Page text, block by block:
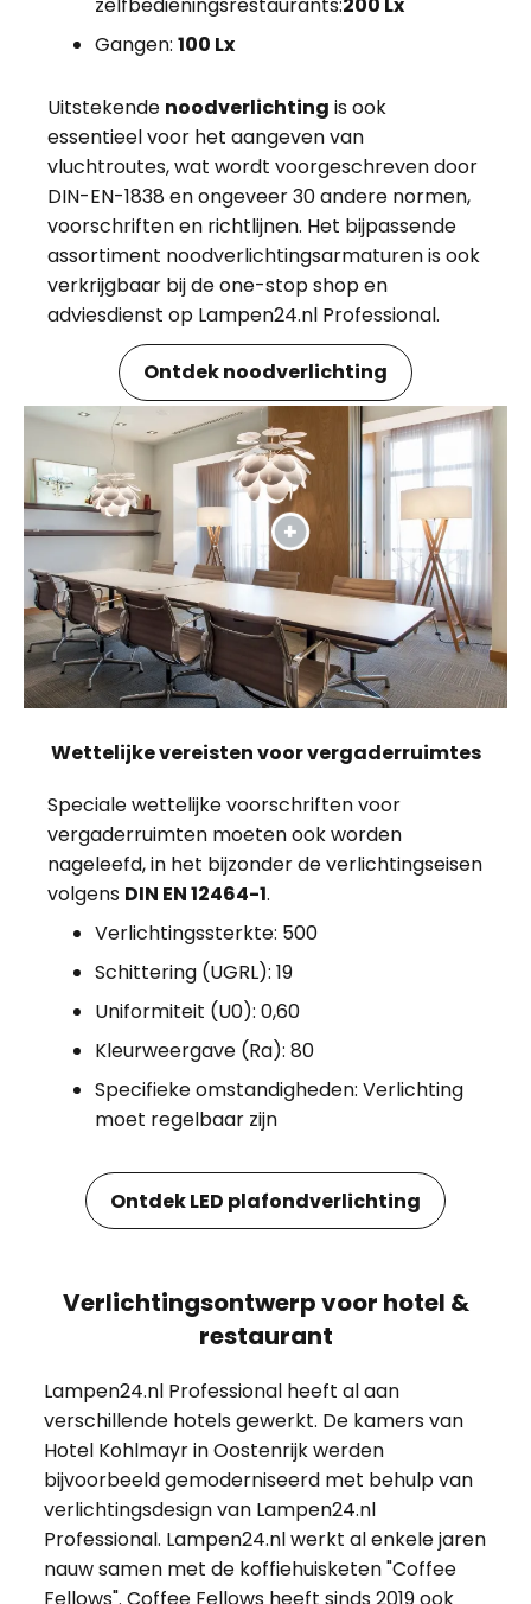
Gangen:100 Lx
Uitstekende noodverlichting is ook
essentieel voor het aangeven van
vluchtroutes, wat wordt voorgeschreven door
DIN-EN-1838 en ongeveer 30 andere normen,
voorschriften en richtlijnen. Het bijpassende
assortiment noodverlichtingsarmaturen is ook
verkrijgbaar bij de one-stop shop en
adviesdienst op Lampen24.nl Professional.
Ontdek noodverlichting
Wettelijke vereisten voor vergaderruimtes
Speciale wettelijke voorschriften voor
vergaderruimten moeten ook worden
nageleefd, in het bijzonder de verlichtingseisen
volgens DIN EN 12464-1.
Verlichtingssterkte: 500
Schittering (UGRL): 19
Uniformiteit (U0): 0,60
Kleurweergave (Ra): 80
Specifieke omstandigheden: Verlichting
moet regelbaar zijn
Ontdek LED plafondverlichting
Verlichtingsontwerp voor hotel &
restaurant
Lampen24.nl Professional heeft al aan
verschillende hotels gewerkt. De kamers van
Hotel Kohlmayr in Oostenrijk werden
bijvoorbeeld gemoderniseerd met behulp van
verlichtingsdesign van Lampen24.nl
Professional. Lampen24.nl werkt al enkele jaren
nauw samen met de koffiehuisketen "Coffee